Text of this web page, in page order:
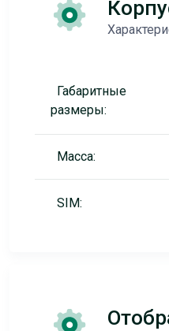
Габаритные
размеры:
Масса:
SIM: